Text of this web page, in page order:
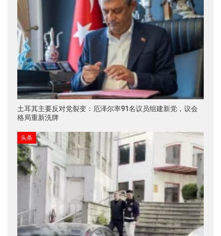
土耳其主要反对党裂变：厄泽尔率91名议员组建新党，议会
格局重新洗牌
头条